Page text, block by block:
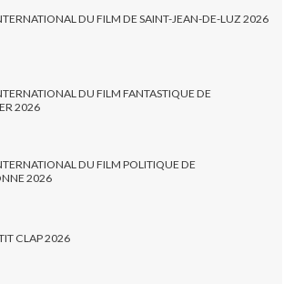
DU FILM DE SAINT-JEAN-DE-LUZ 2026
DU FILM FANTASTIQUE DE
2026
DU FILM POLITIQUE DE
2026
CLAP 2026